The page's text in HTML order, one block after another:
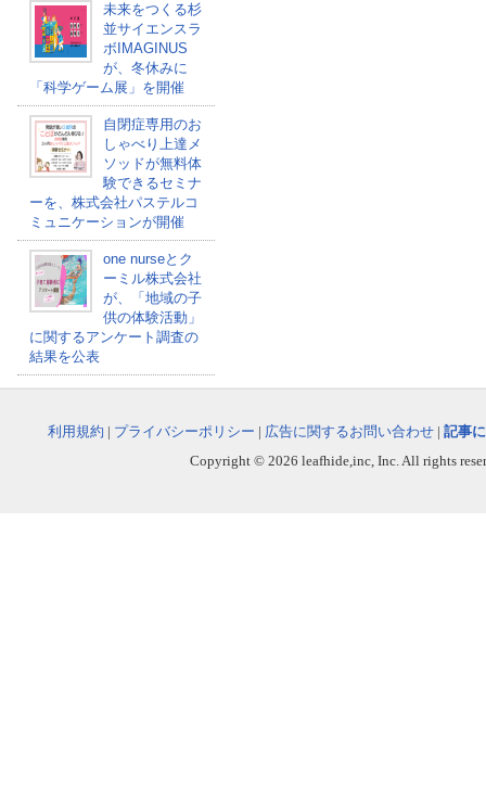
未来をつくる杉
並サイエンスラ
ボIMAGINUS
が、冬休みに
「科学ゲーム展」を開催
自閉症専用のお
しゃべり上達メ
ソッドが無料体
験できるセミナ
ーを、株式会社パステルコ
ミュニケーションが開催
one nurseとク
ーミル株式会社
が、「地域の子
供の体験活動」
に関するアンケート調査の
結果を公表
利用規約 | プライバシーポリシー | 広告に関するお問い合わせ | 記事
Copyright © 2026 leafhide,inc, Inc. All rights